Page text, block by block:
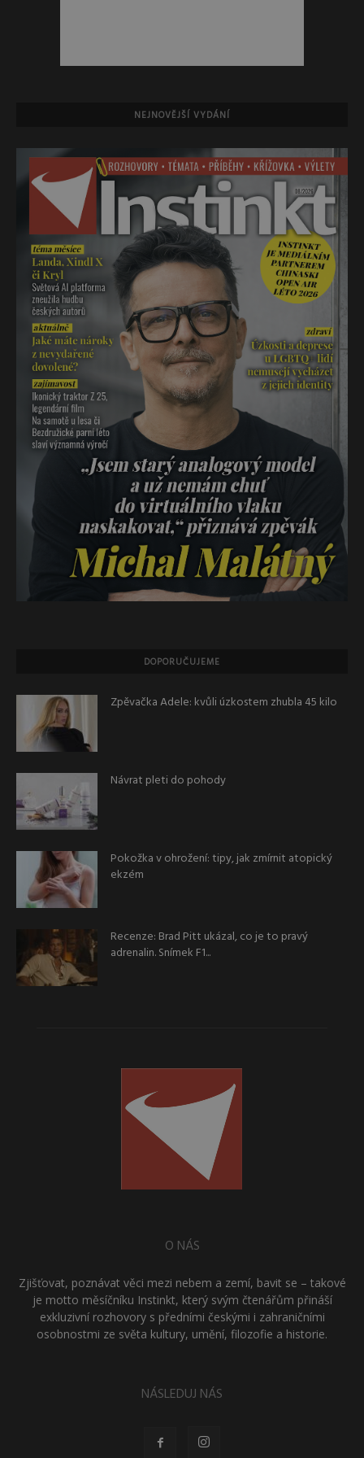
NEJNOVĚJŠÍ VYDÁNÍ
DOPORUČUJEME
Zpěvačka Adele: kvůli úzkostem zhubla 45 kilo
Návrat pleti do pohody
Pokožka v ohrožení: tipy, jak zmírnit atopický
ekzém
Recenze: Brad Pitt ukázal, co je to pravý
adrenalin. Snímek F1...
O NÁS
Zjišťovat, poznávat věci mezi nebem a zemí, bavit se – takové
je motto měsíčníku Instinkt, který svým čtenářům přináší
exkluzivní rozhovory s předními českými i zahraničními
osobnostmi ze světa kultury, umění, filozofie a historie.
NÁSLEDUJ NÁS